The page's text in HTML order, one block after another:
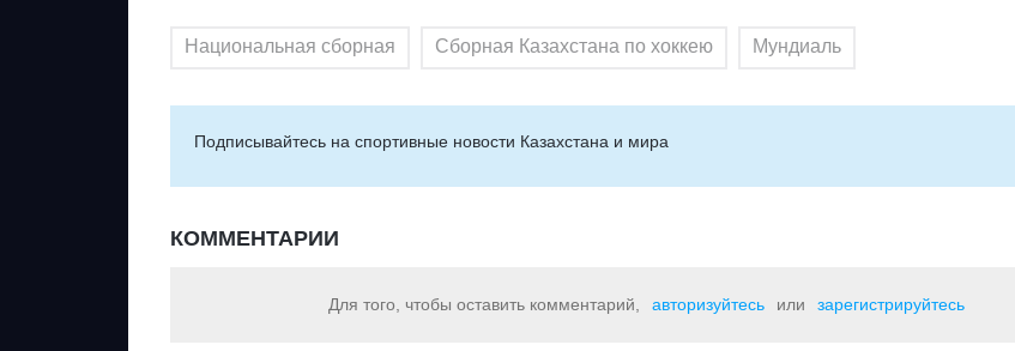
Национальная сборная Сборная Казахстана по хоккею Мундиаль
Подписывайтесь на cпортивные новости Казахстана и мира
КОММЕНТАРИИ
Для того, чтобы оставить комментарий, авторизуйтесь или зарегистрируйтесь